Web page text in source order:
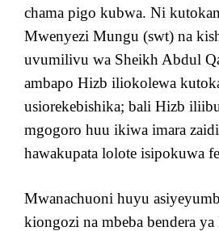
chama pigo kubwa. Ni
Mwenyezi Mungu (swt) na
uvumilivu wa Sheikh Abdul
ambapo Hizb iliokolewa
usiorekebishika; bali Hizb
mgogoro huu ikiwa imara
hawakupata lolote isipokuwa
Mwanachuoni huyu
kiongozi na mbeba bendera ya